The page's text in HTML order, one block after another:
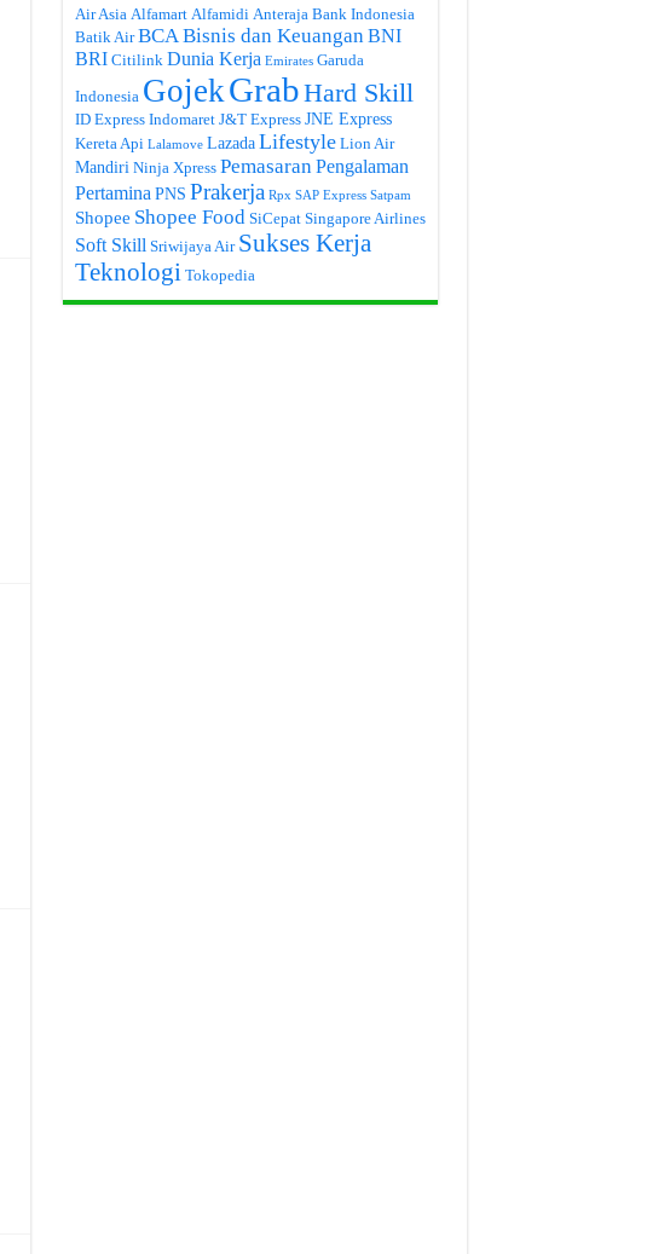
Air Asia Alfamart Alfamidi Anteraja Bank Indonesia
Batik Air BCABisnis dan KeuanganBNI
BRI Citilink Dunia Kerja Emirates Garuda
Indonesia GojekGrabHard Skill
ID Express Indomaret J&T Express JNE Express
Kereta Api Lalamove Lazada Lifestyle Lion Air
Mandiri Ninja Xpress PemasaranPengalaman
Pertamina PNS Prakerja Rpx SAP Express Satpam
Shopee Shopee Food SiCepat Singapore Airlines
Soft Skill Sriwijaya Air Sukses Kerja
Teknologi Tokopedia